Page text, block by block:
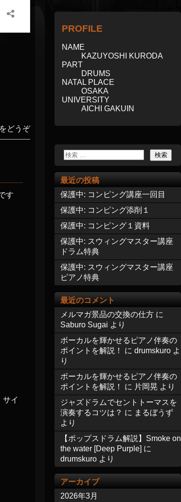
どうぞ
す
サイ
PROFILE
NAME
KAZUYOSHI KURODA
PART
DRUMS
NATAL PLACE
OSAKA
UNIVERSITY
AICHI GAKUIN
最近の投稿
保護中: コンピング講座一回目
保護中: コンピング添削１
保護中: コンピング１資料
保護中: スウィングマスター講座
ドラム特典
保護中: スウィングマスター講座
ピアノ特典
最近のコメント
メルマガ景品の交換の仕方 に
Saburo Sugai より
ボーカルを輝かせるピアノ伴奏の
ポイントを解説！
に drumskuro よ
り
ボーカルを輝かせるピアノ伴奏の
ポイントを解説！
に 片岡晃 より
ジャズドラムでセントトーマスを
演奏するコツは？ に まるぼうず
より
【ポップスドラム解説】Smoke on
the water [Deep Purple] に
drumskuro より
アーカイブ
2026年3月